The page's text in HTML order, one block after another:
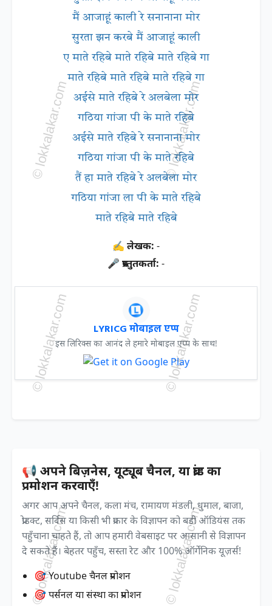
मैं आजाहूं काली रे सनानाना मोर
सुरता झन करबे मैं आजाहूं काली
ए माते रहिबे माते रहिबे माते रहिबे गा
माते रहिबे माते रहिबे माते रहिबे गा
अईसे माते रहिबे रे अलबेला मोर
गठिया गांजा पी के माते रहिबे
अईसे माते रहिबे रे सनानाना मोर
गठिया गांजा पी के माते रहिबे
तैं हा माते रहिबे रे अलबेला मोर
गठिया गांजा ला पी के माते रहिबे
माते रहिबे माते रहिबे
✍ लेखक: -
🎤 प्रस्तुतकर्ता: -
LYRICG मोबाइल एप्प
इस लिरिक्स का आनंद ले हमारे मोबाइल एप्प के साथ!
📢 अपने बिज़नेस, यूट्यूब चैनल, या ब्रांड का
प्रमोशन करवाएँ!
अगर आप अपने चैनल, कला मंच, रामायण मंडली, धुमाल, बाजा,
प्रोडक्ट, सर्विस या किसी भी प्रकार के विज्ञापन को बड़ी ऑडियंस तक
पहुँचाना चाहते हैं, तो आप हमारी वेबसाइट पर आसानी से विज्ञापन
दे सकते हैं। बेहतर पहुँच, सस्ता रेट और 100% ऑर्गेनिक यूज़र्स!
🎯 Youtube चैनल प्रमोशन
🎯 पर्सनल या संस्था का प्रमोशन